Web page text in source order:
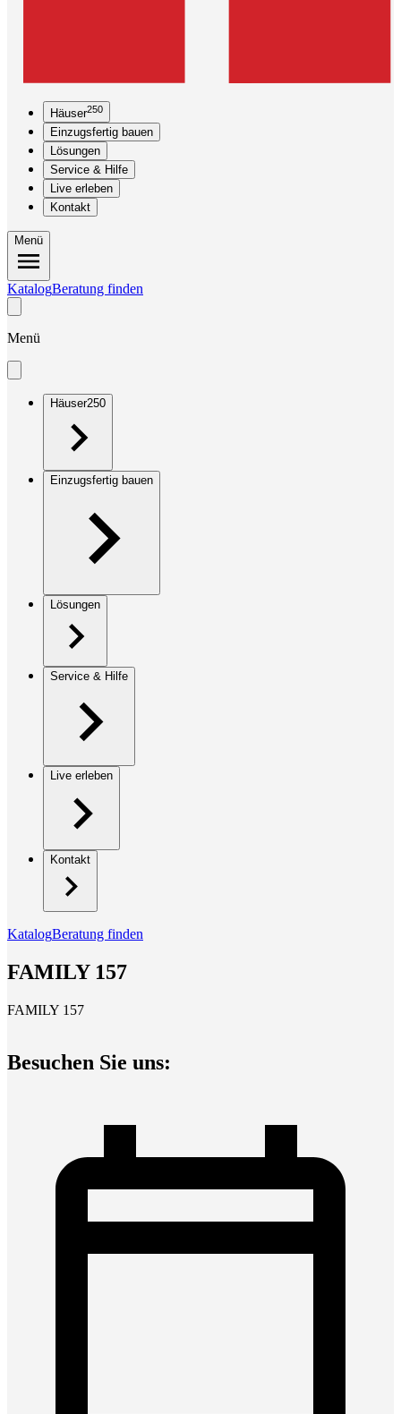
Häuser250
Einzugsfertig bauen
Lösungen
Service & Hilfe
Live erleben
Kontakt
Menü
KatalogBeratung finden
Menü
Häuser250
Einzugsfertig bauen
Lösungen
Service & Hilfe
Live erleben
Kontakt
KatalogBeratung finden
FAMILY 157
FAMILY 157
Besuchen Sie uns: